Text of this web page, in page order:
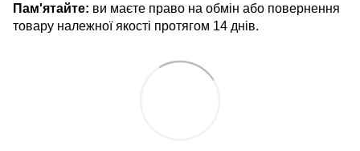
Пам'ятайте: ви маєте право на обмін або повернення
товару належної якості протягом 14 днів.